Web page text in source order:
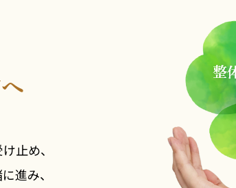
止め、
進み、